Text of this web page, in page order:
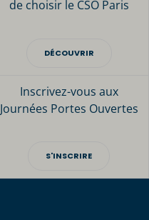
de choisir le CSO Paris
DÉCOUVRIR
Inscrivez-vous aux
Journées Portes Ouvertes
S'INSCRIRE